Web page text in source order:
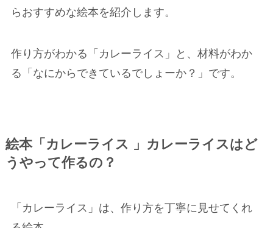
らおすすめな絵本を紹介します。
作り方がわかる「カレーライス」と、材料がわか
る「なにからできているでしょーか？」です。
絵本「カレーライス 」カレーライスはど
うやって作るの？
「カレーライス」は、作り方を丁寧に見せてくれ